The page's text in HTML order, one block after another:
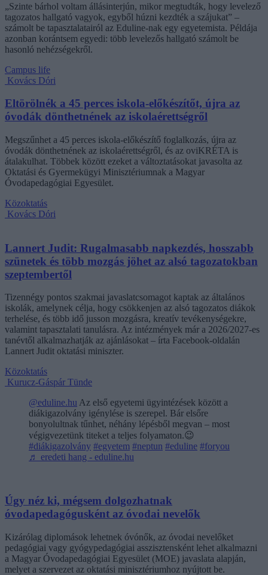
„Szinte bárhol voltam állásinterjún, mikor megtudták, hogy levelező
tagozatos hallgató vagyok, egyből húzni kezdték a szájukat” –
számolt be tapasztalatairól az Eduline-nak egy egyetemista. Példája
azonban korántsem egyedi: több levelezős hallgató számolt be
hasonló nehézségekről.
Campus life
Kovács Dóri
Eltörölnék a 45 perces iskola-előkészítőt, újra az
óvodák dönthetnének az iskolaérettségről
Megszűnhet a 45 perces iskola-előkészítő foglalkozás, újra az
óvodák dönthetnének az iskolaérettségről, és az oviKRÉTA is
átalakulhat. Többek között ezeket a változtatásokat javasolta az
Oktatási és Gyermekügyi Minisztériumnak a Magyar
Óvodapedagógiai Egyesület.
Közoktatás
Kovács Dóri
Lannert Judit: Rugalmasabb napkezdés, hosszabb
szünetek és több mozgás jöhet az alsó tagozatokban
szeptembertől
Tizennégy pontos szakmai javaslatcsomagot kaptak az általános
iskolák, amelynek célja, hogy csökkenjen az alsó tagozatos diákok
terhelése, és több idő jusson mozgásra, kreatív tevékenységekre,
valamint tapasztalati tanulásra. Az intézmények már a 2026/2027-es
tanévtől alkalmazhatják az ajánlásokat – írta Facebook-oldalán
Lannert Judit oktatási miniszter.
Közoktatás
Kurucz-Gáspár Tünde
@eduline.hu Az első egyetemi ügyintézések között a
diákigazolvány igénylése is szerepel. Bár elsőre
bonyolultnak tűnhet, néhány lépésből megvan – most
végigvezetünk titeket a teljes folyamaton.😉
#diákigazolvány #egyetem #neptun #eduline #foryou
♬ eredeti hang - eduline.hu
Úgy néz ki, mégsem dolgozhatnak
óvodapedagógusként az óvodai nevelők
Kizárólag diplomások lehetnek óvónők, az óvodai nevelőket
pedagógiai vagy gyógypedagógiai asszisztensként lehet alkalmazni
a Magyar Óvodapedagógiai Egyesület (MOE) javaslata alapján,
melyet a szervezet az oktatási minisztériumhoz nyújtott be.